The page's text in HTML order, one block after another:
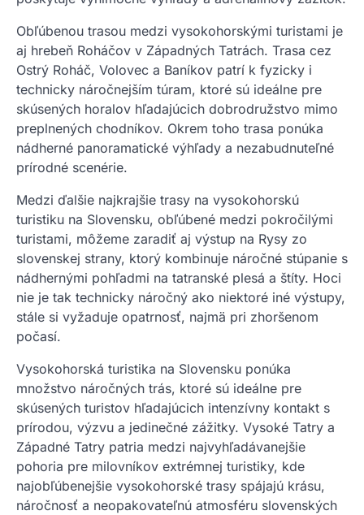
Obľúbenou trasou medzi vysokohorskými turistami je
aj hrebeň Roháčov v Západných Tatrách. Trasa cez
Ostrý Roháč, Volovec a Baníkov patrí k fyzicky i
technicky náročnejším túram, ktoré sú ideálne pre
skúsených horalov hľadajúcich dobrodružstvo mimo
preplnených chodníkov. Okrem toho trasa ponúka
nádherné panoramatické výhľady a nezabudnuteľné
prírodné scenérie.
Medzi ďalšie najkrajšie trasy na vysokohorskú
turistiku na Slovensku, obľúbené medzi pokročilými
turistami, môžeme zaradiť aj výstup na Rysy zo
slovenskej strany, ktorý kombinuje náročné stúpanie s
nádhernými pohľadmi na tatranské plesá a štíty. Hoci
nie je tak technicky náročný ako niektoré iné výstupy,
stále si vyžaduje opatrnosť, najmä pri zhoršenom
počasí.
Vysokohorská turistika na Slovensku ponúka
množstvo náročných trás, ktoré sú ideálne pre
skúsených turistov hľadajúcich intenzívny kontakt s
prírodou, výzvu a jedinečné zážitky. Vysoké Tatry a
Západné Tatry patria medzi najvyhľadávanejšie
pohoria pre milovníkov extrémnej turistiky, kde
najobľúbenejšie vysokohorské trasy spájajú krásu,
náročnosť a neopakovateľnú atmosféru slovenských